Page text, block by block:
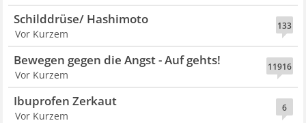
133
Schilddrüse/ Hashimoto
Vor Kurzem
11916
Bewegen gegen die Angst - Auf gehts!
Vor Kurzem
6
Ibuprofen Zerkaut
Vor Kurzem